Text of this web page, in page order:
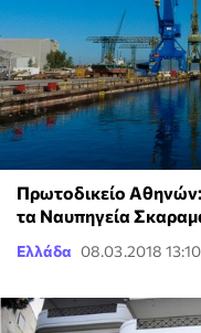
Πρωτοδικείο Αθηνών:
τα Ναυπηγεία
Ελλάδα 08.03.2018 13:10